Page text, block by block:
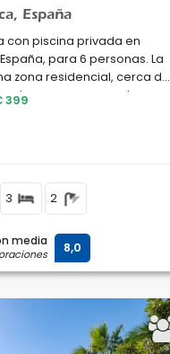
España
con piscina privada en
para 6 personas. La
zona residencial, cerca de
y supermercados, y a
399
3 2
media 8,0